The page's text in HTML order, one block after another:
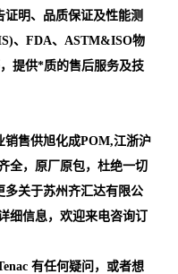
明、品质保证及性能测
、FDA、ASTM&ISO物
提供*质的售后服务及技
销售供旭化成POM,江浙沪
全，原厂原包，杜绝一切
多关于苏州齐汇达有限公
细信息，欢迎来电咨询订
有任何疑问，或者想